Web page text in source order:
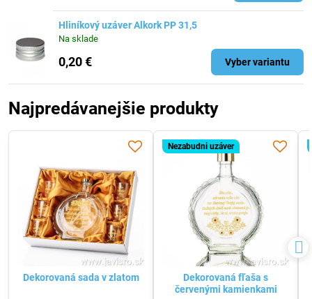
Hliníkový uzáver Alkork PP 31,5
Na sklade
0,20 € Vyber variantu
Najpredávanejšie produkty
Dekorovaná sada v zlatom
Nezabudni uzáver
Dekorovaná fľaša s
červenými kamienkami